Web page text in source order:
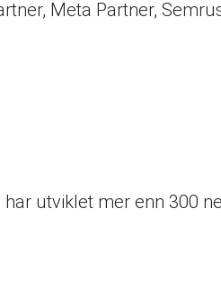
Meta Partner,
utviklet mer enn 300